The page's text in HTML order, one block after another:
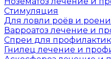
Стимуляция
Для ловли роёв и
Варроатоз лечение и
Спреи для
Гнилец лечение и